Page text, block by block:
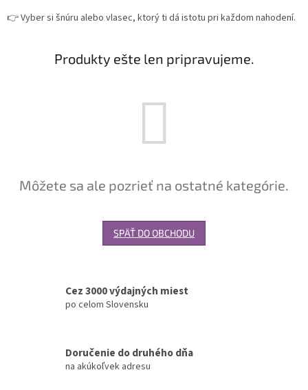
👉 Vyber si šnúru alebo vlasec, ktorý ti dá istotu pri každom nahodení.
Produkty ešte len pripravujeme.
Môžete sa ale pozrieť na ostatné kategórie.
SPÄŤ DO OBCHODU
Cez 3000 výdajných miest
po celom Slovensku
Doručenie do druhého dňa
na akúkoľvek adresu